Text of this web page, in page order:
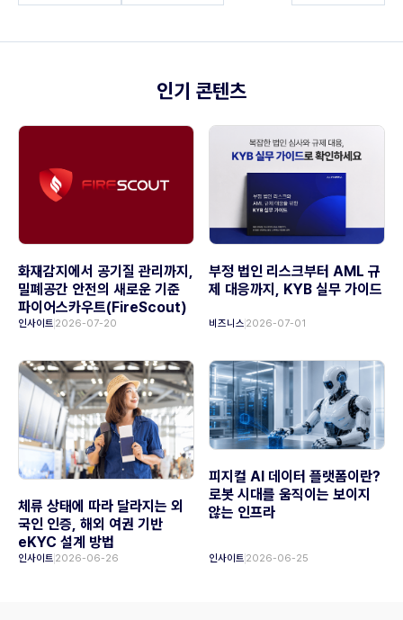
인기 콘텐츠
화재감지에서 공기질 관리까지,
밀폐공간 안전의 새로운 기준
파이어스카우트(FireScout)
인사이트 2026-07-20
부정 법인 리스크부터 AML 규
제 대응까지, KYB 실무 가이드
비즈니스 2026-07-01
체류 상태에 따라 달라지는 외
국인 인증, 해외 여권 기반
eKYC 설계 방법
인사이트 2026-06-26
피지컬 AI 데이터 플랫폼이란?
로봇 시대를 움직이는 보이지
않는 인프라
인사이트 2026-06-25